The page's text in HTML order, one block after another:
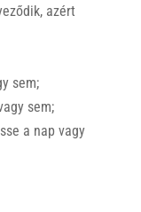
azért
sem;
sem;
a nap vagy